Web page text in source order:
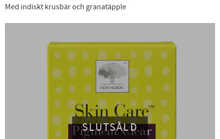
Med indiskt krusbär och granatäpple
SLUTSÅLD